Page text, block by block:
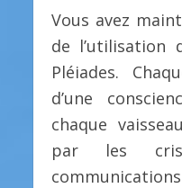
Vous avez
de l’utilisation
Pléiades.
d’une
chaque
par les